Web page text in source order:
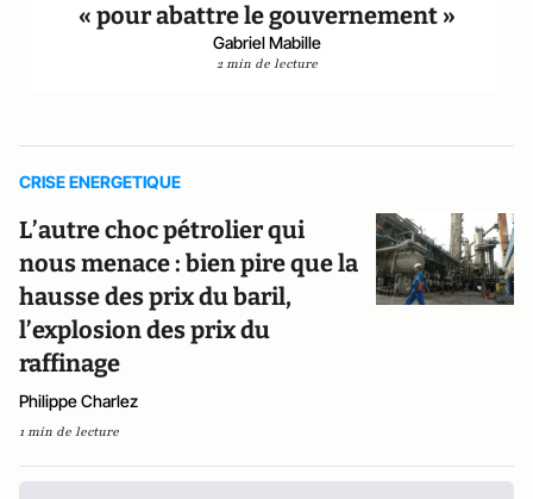
« pour abattre le gouvernement »
Gabriel Mabille
2 min de lecture
CRISE ENERGETIQUE
L’autre choc pétrolier qui
nous menace : bien pire que la
hausse des prix du baril,
l’explosion des prix du
raffinage
Philippe Charlez
1 min de lecture